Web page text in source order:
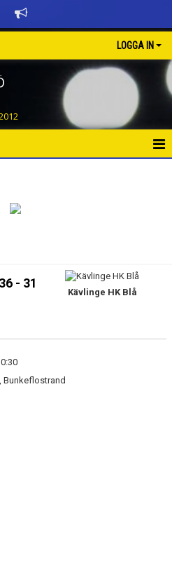
LOGGA IN
36 - 31
Kävlinge HK Blå
Bunkeflostrand